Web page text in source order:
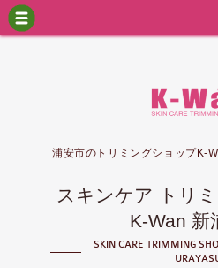
浦安市のトリミングショップK-
スキンケア トリ
K-Wan 新
SKIN CARE TRIMMING